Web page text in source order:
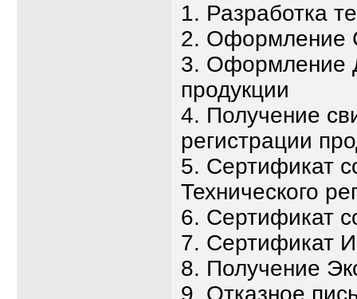
1. Разработка
2. Оформление
3. Оформление
продукции
4. Получение
регистрации
5. Сертификат
Технического
6. Сертификат
7. Сертификат
8. Получение
9. Отказное